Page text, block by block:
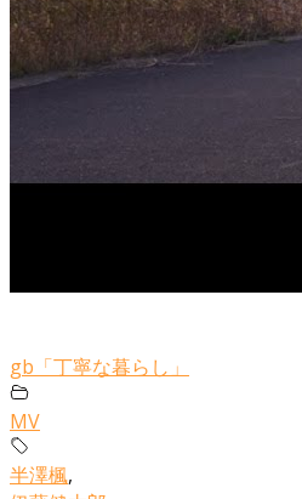
gb「丁寧な暮らし」
MV
半澤楓,